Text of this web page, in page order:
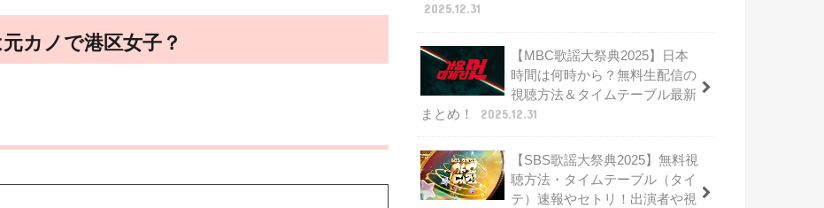
カノで港区女子？
2025.12.31
【MBC歌謡大祭典2025】日本
時間は何時から？無料生配信の
視聴方法＆タイムテーブル最新
まとめ！
2025.12.31
【SBS歌謡大祭典2025】無料視
聴方法・タイムテーブル（タイ
テ）速報やセトリ！出演者や視